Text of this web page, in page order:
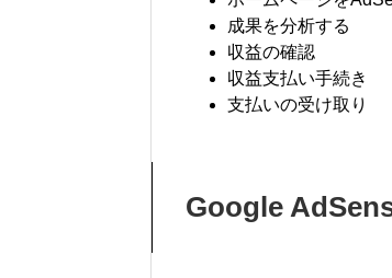
成果を分析する
収益の確認
収益支払い手続き
支払いの受け取り
Google